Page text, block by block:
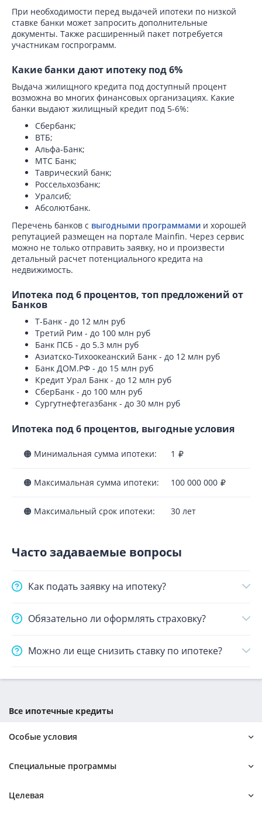
При необходимости перед выдачей ипотеки по низкой
ставке банки может запросить дополнительные
документы. Также расширенный пакет потребуется
участникам госпрограмм.
Какие банки дают ипотеку под 6%
Выдача жилищного кредита под доступный процент
возможна во многих финансовых организациях. Какие
банки выдают жилищный кредит под 5-6%:
Сбербанк;
ВТБ;
Альфа-Банк;
МТС Банк;
Таврический банк;
Россельхозбанк;
Уралсиб;
Абсолютбанк.
Перечень банков с выгодными программами и хорошей
репутацией размещен на портале Mainfin. Через сервис
можно не только отправить заявку, но и произвести
детальный расчет потенциального кредита на
недвижимость.
Ипотека под 6 процентов, топ предложений от
Банков
Т-Банк - до 12 млн руб
Третий Рим - до 100 млн руб
Банк ПСБ - до 5.3 млн руб
Азиатско-Тихоокеанский Банк - до 12 млн руб
Банк ДОМ.РФ - до 15 млн руб
Кредит Урал Банк - до 12 млн руб
СберБанк - до 100 млн руб
Сургутнефтегазбанк - до 30 млн руб
Ипотека под 6 процентов, выгодные условия
🟠 Минимальная сумма ипотеки: 1
🟠 Максимальная сумма ипотеки: 100 000 000
🟠 Максимальный срок ипотеки: 30 лет
Часто задаваемые вопросы
Как подать заявку на ипотеку?
Обязательно ли оформлять страховку?
Можно ли еще снизить ставку по ипотеке?
Все ипотечные кредиты
Особые условия
Для ИП
С плохой кредитной историей
Калькулятор
Без первоначального взноса
Специальные программы
Семейная ипотека
Для сотрудников МВД
Целевая